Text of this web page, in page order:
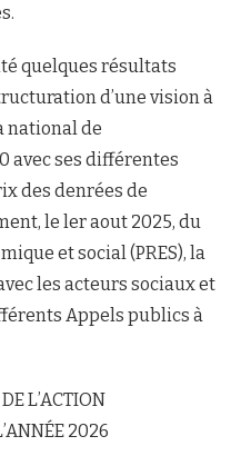
quelques résultats
d’une vision à
national de
avec ses différentes
des denrées de
le ler aout 2025, du
et social (PRES), la
les acteurs sociaux et
Appels publics à
L’ACTION
2026